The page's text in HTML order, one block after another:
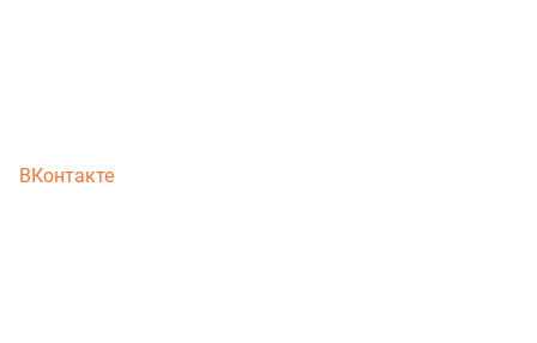
ВКонтакте